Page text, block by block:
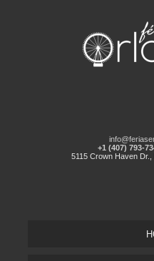
+1 (407) 793-
5115 Crown Haven